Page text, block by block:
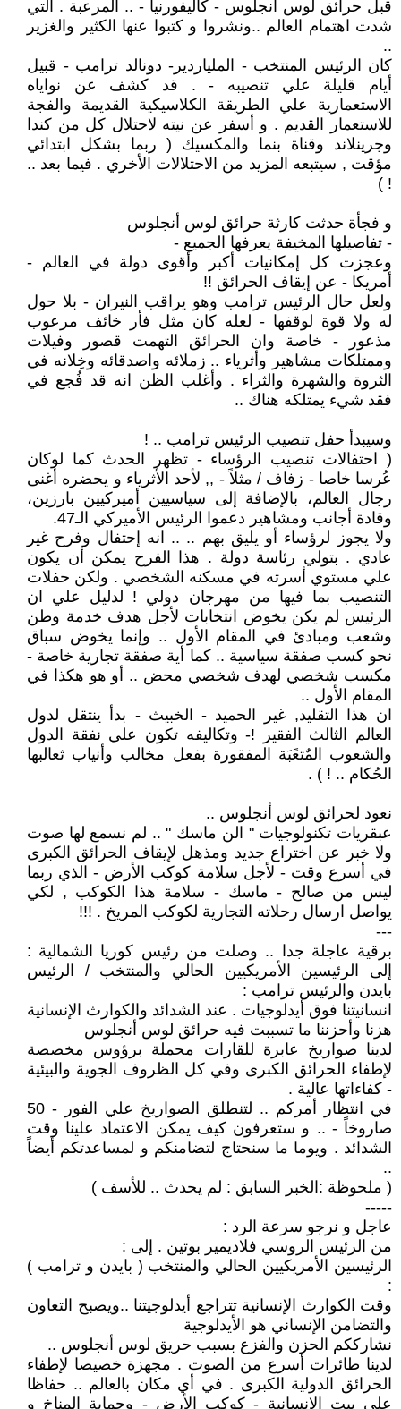
قبل حرائق لوس أنجلوس - كاليفورنيا - .. المرعبة . التي
شدت اهتمام العالم ..ونشروا و كتبوا عنها الكثير والغزير
..
كان الرئيس المنتخب - الملياردير- دونالد ترامب - قبيل
أيام قليلة علي تنصيبه - . قد كشف عن نواياه
الاستعمارية علي الطريقة الكلاسيكية القديمة والفجة
للاستعمار القديم . و أسفر عن نيته لاحتلال كل من كندا
وجرينلاند وقناة بنما والمكسيك ( ربما بشكل ابتدائي
مؤقت , سيتبعه المزيد من الاحتلالات الأخري . فيما بعد ..
! )
و فجأة حدثت كارثة حرائق لوس أنجلوس
- تفاصيلها المخيفة يعرفها الجميع -
وعجزت كل إمكانيات أكبر وأقوى دولة في العالم -
أمريكا - عن إيقاف الحرائق !!
ولعل حال الرئيس ترامب وهو يراقب النيران - بلا حول
له ولا قوة لوقفها - لعله كان مثل فأر خائف مرعوب
مذعور - خاصة وان الحرائق التهمت قصور وفيلات
وممتلكات مشاهير وأثرياء .. زملائه واصدقائه وخِلانه في
الثروة والشهرة والثراء . وأغلب الظن انه قد فُجع في
فقد شيء يمتلكه هناك ..
وسيبدأ حفل تنصيب الرئيس ترامب .. !
( احتفالات تنصيب الرؤساء - تظهر الحدث كما لوكان
عُرسا خاصا - زفاف / مثلاً - ,, لأحد الأثرياء و يحضره أغنى
رجال العالم، بالإضافة إلى سياسيين أميركيين بارزين،
وقادة أجانب ومشاهير دعموا الرئيس الأميركي الـ47.
ولا يجوز لرؤساء أو يليق بهم .. .. انه إحتفال وفرح غير
عادي . بتولي رئاسة دولة . هذا الفرح يمكن أن يكون
علي مستوي أسرته في مسكنه الشخصي . ولكن حفلات
التنصيب بما فيها من مهرجان دولي ! لدليل علي ان
الرئيس لم يكن يخوض انتخابات لأجل هدف خدمة وطن
وشعب ومبادئ في المقام الأول .. وإنما يخوض سباق
نحو كسب صفقة سياسية .. كما أية صفقة تجارية خاصة -
مكسب شخصي لهدف شخصي محض .. أو هو هكذا في
المقام الأول ..
ان هذا التقليد, غير الحميد - الخبيث - بدأ ينتقل لدول
العالم الثالث الفقير !- وتكاليفه تكون علي نفقة الدول
والشعوب المٌتعًبَة المفقورة بفعل مخالب وأنياب ثعالبها
الحُكام .. ! ) .
نعود لحرائق لوس أنجلوس ..
عبقريات تكنولوجيات " الن ماسك " .. لم نسمع لها صوت
ولا خبر عن اختراع جديد ومذهل لإيقاف الحرائق الكبرى
في أسرع وقت - لأجل سلامة كوكب الأرض - الذي ربما
ليس من صالح - ماسك - سلامة هذا الكوكب , لكي
يواصل ارسال رحلاته التجارية لكوكب المريخ . !!!
---
برقية عاجلة جدا .. وصلت من رئيس كوريا الشمالية :
إلى الرئيسين الأمريكيين الحالي والمنتخب / الرئيس
بايدن والرئيس ترامب :
انسانيتنا فوق أيدلوجيات . عند الشدائد والكوارث الإنسانية
هزنا وأحزننا ما تسببت فيه حرائق لوس أنجلوس
لدينا صواريخ عابرة للقارات محملة برؤوس مخصصة
لإطفاء الحرائق الكبرى وفي كل الظروف الجوية والبيئية
- كفاءاتها عالية .
في انتظار أمركم .. لتنطلق الصواريخ علي الفور - 50
صاروخاً - .. و ستعرفون كيف يمكن الاعتماد علينا وقت
الشدائد . ويوما ما سنحتاج لتضامنكم و لمساعدتكم أيضاً
..
( ملحوظة :الخبر السابق : لم يحدث .. للأسف )
-----
عاجل و نرجو سرعة الرد :
من الرئيس الروسي فلاديمير بوتين . إلى :
الرئيسين الأمريكيين الحالي والمنتخب ( بايدن و ترامب )
:
وقت الكوارث الإنسانية تتراجع أيدلوجيتنا ..ويصبح التعاون
والتضامن الإنساني هو الأيدلوجية
نشارككم الحزن والفزع بسبب حريق لوس أنجلوس ..
لدينا طائرات أسرع من الصوت . مجهزة خصيصا لإطفاء
الحرائق الدولية الكبرى . في أي مكان بالعالم .. حفاظا
علي بيت الانسانية - كوكب الأرض - وحماية المناخ و